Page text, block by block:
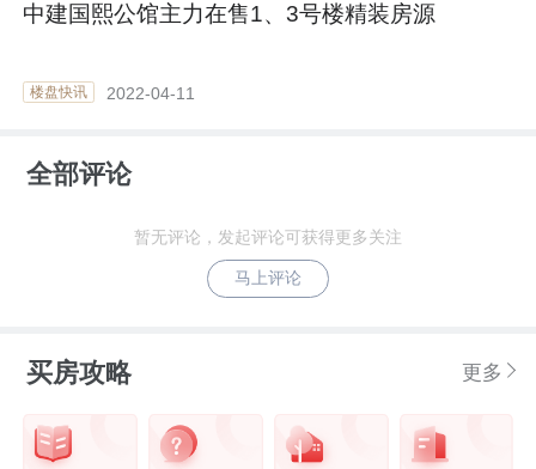
中建国熙公馆主力在售1、3号楼精装房源
楼盘快讯 2022-04-11
全部评论
暂无评论，发起评论可获得更多关注
马上评论
买房攻略 更多